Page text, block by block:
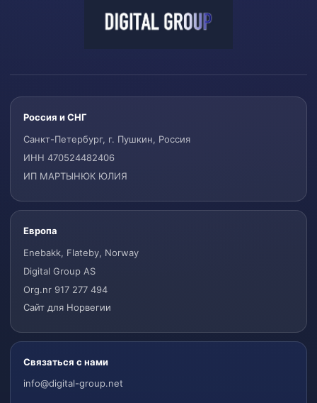
Россия и СНГ
Санкт-Петербург, г. Пушкин, Россия
ИНН 470524482406
ИП МАРТЫНЮК ЮЛИЯ
Европа
Enebakk, Flateby, Norway
Digital Group AS
Org.nr 917 277 494
Сайт для Норвегии
Связаться с нами
info@digital-group.net